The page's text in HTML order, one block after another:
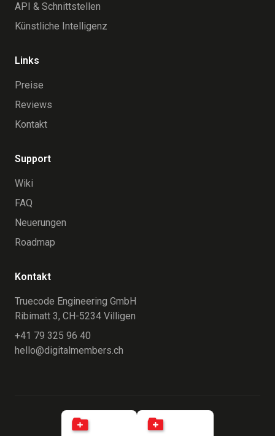
API & Schnittstellen
Künstliche Intelligenz
Links
Preise
Reviews
Kontakt
Support
Wiki
FAQ
Neuerungen
Roadmap
Kontakt
Truecode Engineering GmbH
Ribimatt 3, CH-5234 Villigen
+41 79 325 96 40
hello@digitalmembers.ch